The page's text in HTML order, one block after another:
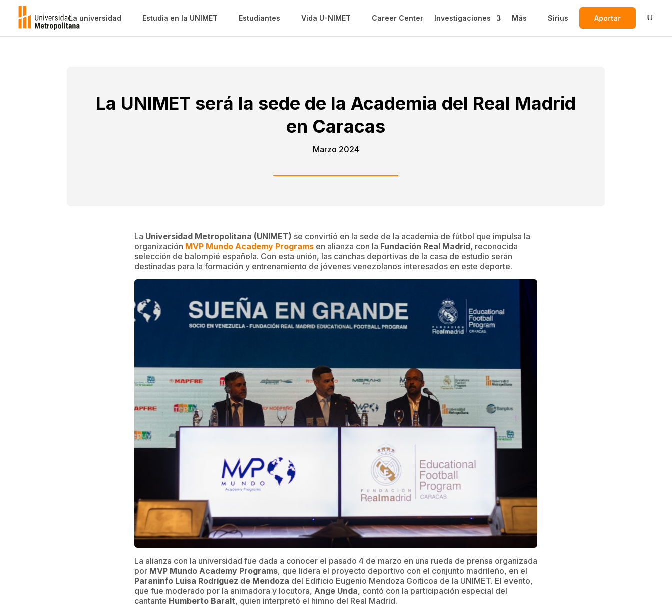
La universidad Estudia en la UNIMET Estudiantes Vida U-NIMET Career Center Investigaciones Más Sirius Aportar
La UNIMET será la sede de la Academia del Real Madrid
en Caracas
Marzo 2024
La Universidad Metropolitana (UNIMET) se convirtió en la sede de la academia de fútbol que impulsa la
organización MVP Mundo Academy Programsen alianza con la Fundación Real Madrid, reconocida
selección de balompié española. Con esta unión, las canchas deportivas de la casa de estudio serán
destinadas para la formación y entrenamiento de jóvenes venezolanos interesados en este deporte.
La alianza con la universidad fue dada a conocer el pasado 4 de marzo en una rueda de prensa organizada
por MVP Mundo Academy Programs, que lidera el proyecto deportivo con el conjunto madrileño, en el
Paraninfo Luisa Rodríguez de Mendoza del Edificio Eugenio Mendoza Goiticoa de la UNIMET. El evento,
que fue moderado por la animadora y locutora, Ange Unda, contó con la participación especial del
cantante Humberto Baralt, quien interpretó el himno del Real Madrid.